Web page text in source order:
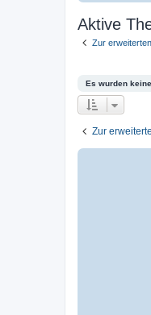
Aktive
Zur
Es wurden
Zur